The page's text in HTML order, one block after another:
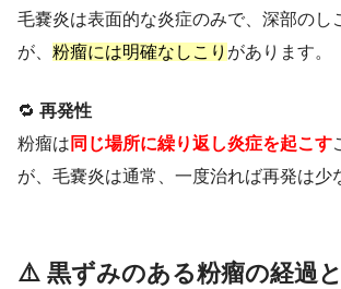
毛嚢炎は表面的な炎症のみで、深部のし
が、 粉瘤には明確なしこり があります。
🔁 再発性
粉瘤は 同じ場所に繰り返し炎症を起こす
が、毛嚢炎は通常、一度治れば再発は少
⚠️ 黒ずみのある粉瘤の経過